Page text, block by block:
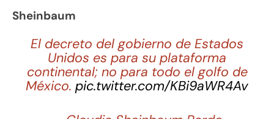
Sheinbaum
El decreto del gobierno de Estados
Unidos es para su plataforma
continental; no para todo el golfo de
México. pic.twitter.com/KBi9aWR4Av